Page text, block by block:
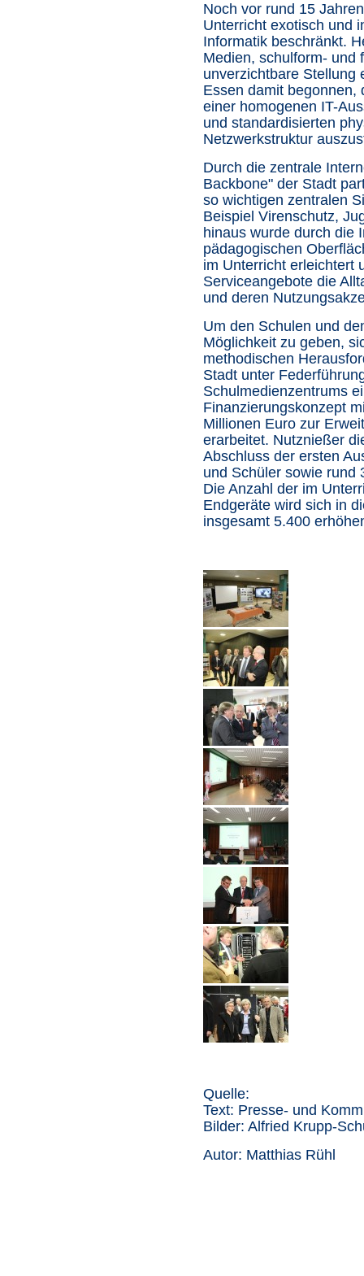
Noch vor rund 15
Unterricht exotisch und
Informatik beschränkt.
Medien, schulform- und
unverzichtbare Stellung
Essen damit begonnen,
einer homogenen IT-
und standardisierten
Netzwerkstruktur
Durch die zentrale
Backbone" der Stadt
so wichtigen zentralen
Beispiel Virenschutz,
hinaus wurde durch die
pädagogischen
im Unterricht erleichtert
Serviceangebote die
und deren
Um den Schulen und
Möglichkeit zu geben,
methodischen
Stadt unter
Schulmedienzentrums
Finanzierungskonzept
Millionen Euro zur
erarbeitet. Nutznießer
Abschluss der ersten
und Schüler sowie rund
Die Anzahl der im
Endgeräte wird sich in
insgesamt 5.400
Quelle:
Text: Presse- und
Bilder: Alfried Krupp-
Autor: Matthias Rühl